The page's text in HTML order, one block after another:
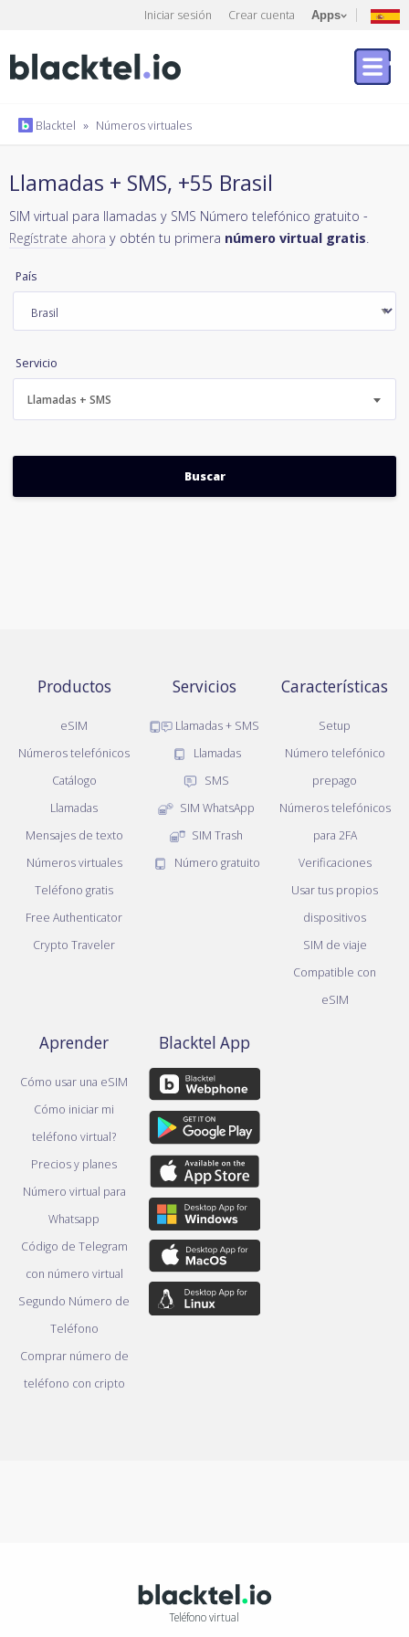
Iniciar sesión Crear cuenta Apps
Blacktel » Números virtuales
Llamadas + SMS, +55 Brasil
SIM virtual para llamadas y SMS Número telefónico gratuito -
Regístrate ahora y obtén tu primera número virtual gratis.
País
Servicio
Llamadas + SMS
Productos
eSIM
Números telefónicos
Catálogo
Llamadas
Mensajes de texto
Números virtuales
Teléfono gratis
Free Authenticator
Crypto Traveler
Servicios
Llamadas + SMS
Llamadas
SMS
SIM WhatsApp
SIM Trash
Número gratuito
Características
Setup
Número telefónico
prepago
Números telefónicos
para 2FA
Verificaciones
Usar tus propios
dispositivos
SIM de viaje
Compatible con
eSIM
Aprender
Cómo usar una eSIM
Cómo iniciar mi
teléfono virtual?
Precios y planes
Número virtual para
Whatsapp
Código de Telegram
con número virtual
Segundo Número de
Teléfono
Comprar número de
teléfono con cripto
Blacktel App
Teléfono virtual